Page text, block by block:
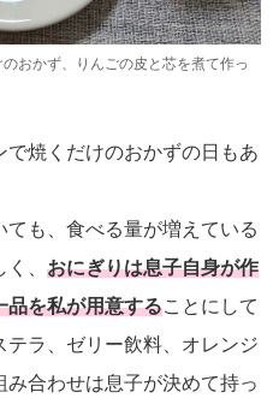
おかず、りんごの皮と芯を煮て作っ
焼くだけのおかずの日もあ
も、食べる量が増えている
、 おにぎりは息子自身が作
品を私が用意することにして
ラ、ゼリー飲料、オレンジ
合わせは息子が決めて持っ